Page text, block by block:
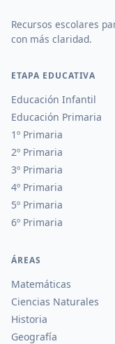
Recursos escolares
con más claridad.
ETAPA EDUCATIVA
Educación Infantil
Educación Primaria
1º Primaria
2º Primaria
3º Primaria
4º Primaria
5º Primaria
6º Primaria
ÁREAS
Matemáticas
Ciencias Naturales
Historia
Geografía